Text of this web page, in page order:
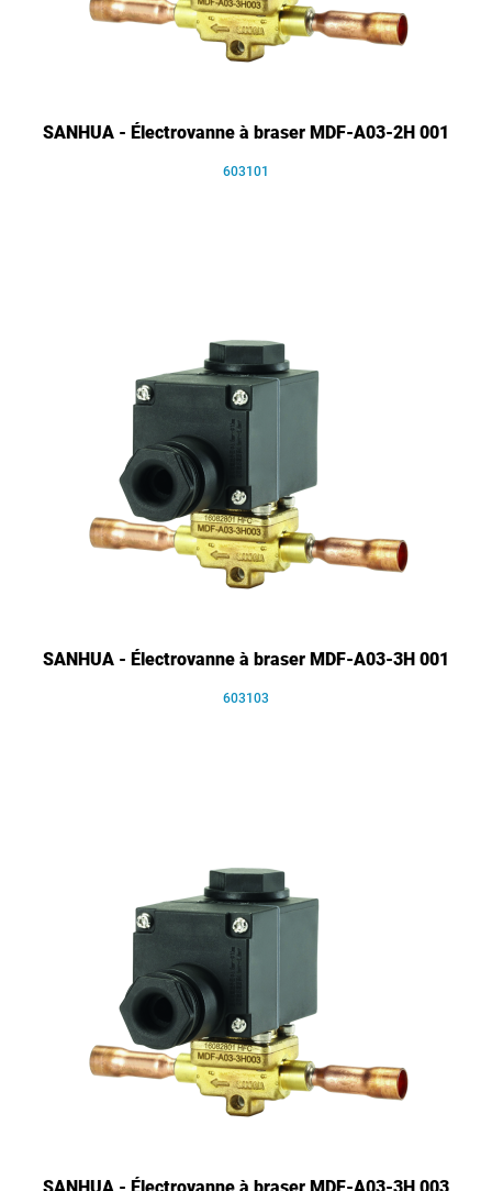
SANHUA - Électrovanne à braser MDF-A03-2H 001
603101
SANHUA - Électrovanne à braser MDF-A03-3H 001
603103